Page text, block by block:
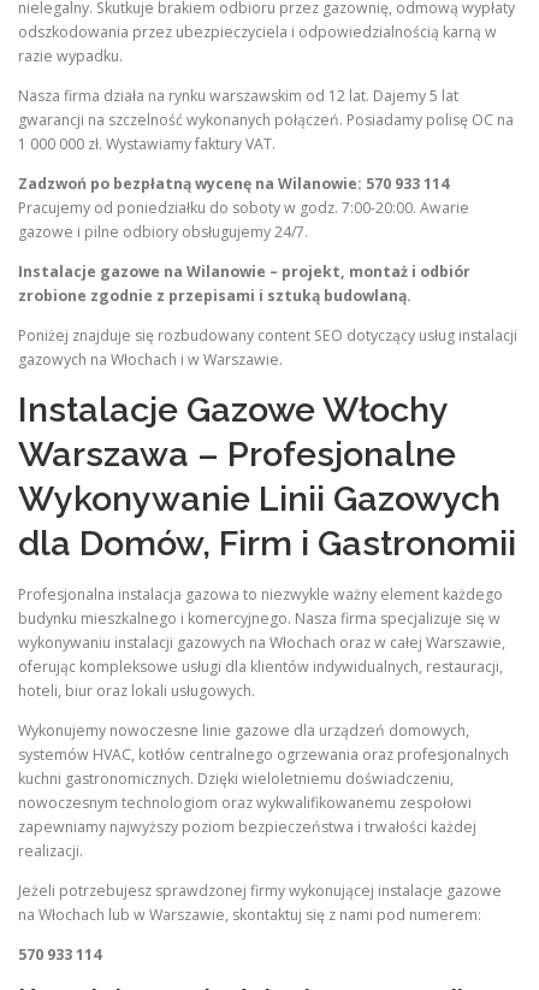
nielegalny. Skutkuje brakiem odbioru przez gazownię, odmową wypłaty
odszkodowania przez ubezpieczyciela i odpowiedzialnością karną w
razie wypadku.
Nasza firma działa na rynku warszawskim od 12 lat. Dajemy 5 lat
gwarancji na szczelność wykonanych połączeń. Posiadamy polisę OC na
1 000 000 zł. Wystawiamy faktury VAT.
Zadzwoń po bezpłatną wycenę na Wilanowie: 570 933 114
Pracujemy od poniedziałku do soboty w godz. 7:00-20:00. Awarie
gazowe i pilne odbiory obsługujemy 24/7.
Instalacje gazowe na Wilanowie – projekt, montaż i odbiór
zrobione zgodnie z przepisami i sztuką budowlaną.
Poniżej znajduje się rozbudowany content SEO dotyczący usług instalacji
gazowych na Włochach i w Warszawie.
Instalacje Gazowe Włochy
Warszawa – Profesjonalne
Wykonywanie Linii Gazowych
dla Domów, Firm i Gastronomii
Profesjonalna instalacja gazowa to niezwykle ważny element każdego
budynku mieszkalnego i komercyjnego. Nasza firma specjalizuje się w
wykonywaniu instalacji gazowych na Włochach oraz w całej Warszawie,
oferując kompleksowe usługi dla klientów indywidualnych, restauracji,
hoteli, biur oraz lokali usługowych.
Wykonujemy nowoczesne linie gazowe dla urządzeń domowych,
systemów HVAC, kotłów centralnego ogrzewania oraz profesjonalnych
kuchni gastronomicznych. Dzięki wieloletniemu doświadczeniu,
nowoczesnym technologiom oraz wykwalifikowanemu zespołowi
zapewniamy najwyższy poziom bezpieczeństwa i trwałości każdej
realizacji.
Jeżeli potrzebujesz sprawdzonej firmy wykonującej instalacje gazowe
na Włochach lub w Warszawie, skontaktuj się z nami pod numerem:
570 933 114